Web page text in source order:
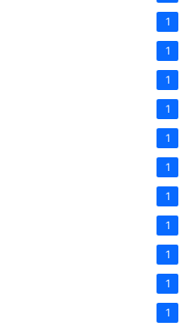
1
1
1
1
1
1
1
1
1
1
1